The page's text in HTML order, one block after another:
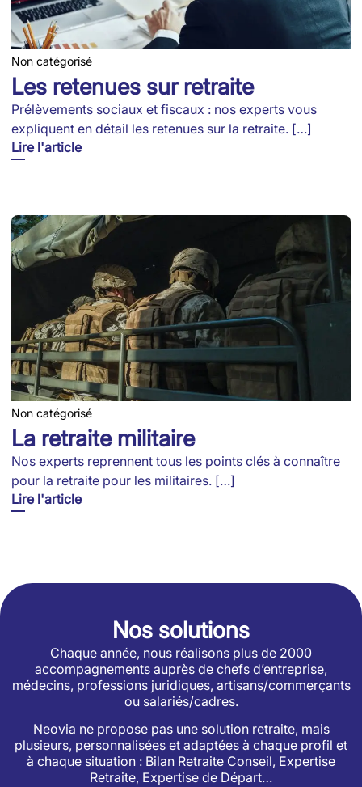
Non catégorisé
Les retenues sur retraite
Prélèvements sociaux et fiscaux : nos experts vous
expliquent en détail les retenues sur la retraite. […]
Lire l'article
Non catégorisé
La retraite militaire
Nos experts reprennent tous les points clés à connaître
pour la retraite pour les militaires. […]
Lire l'article
Nos solutions
Chaque année, nous réalisons plus de 2000
accompagnements auprès de chefs d’entreprise,
médecins, professions juridiques, artisans/commerçants
ou salariés/cadres.
Neovia ne propose pas une solution retraite, mais
plusieurs, personnalisées et adaptées à chaque profil et
à chaque situation : Bilan Retraite Conseil, Expertise
Retraite, Expertise de Départ…